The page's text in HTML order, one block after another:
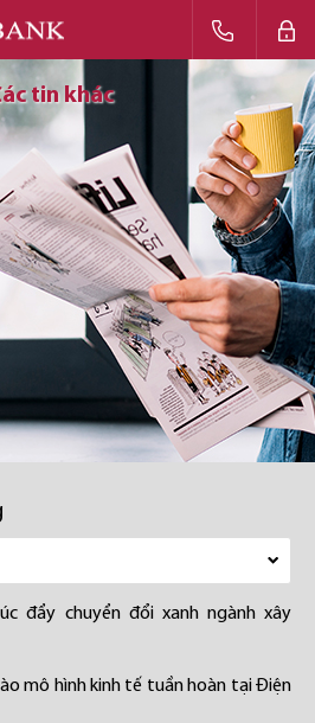
tin khác
tin khác
tin khác
đẩy chuyển đổi xanh ngành xây
mô hình kinh tế tuần hoàn tại Điện